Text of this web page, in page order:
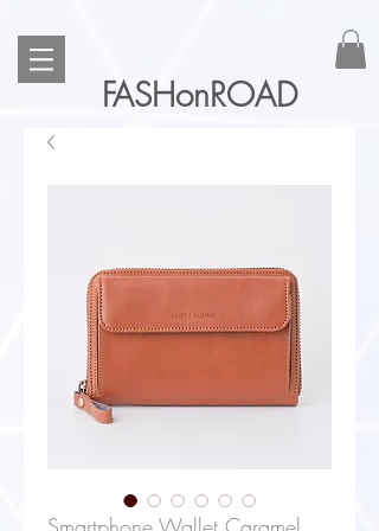
FASHonROAD